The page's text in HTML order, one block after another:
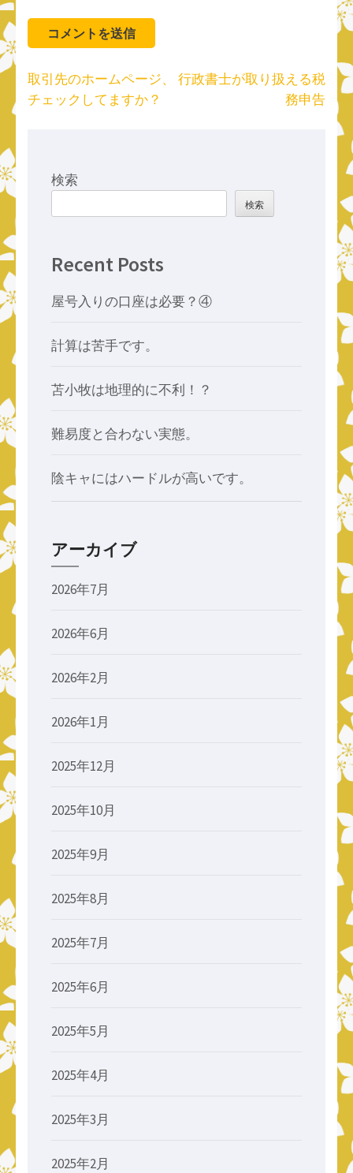
投
稿
取引先のホームページ、
チェックしてますか？
行政書士が取り扱える税
務申告
検索
検索
Recent Posts
屋号入りの口座は必要？④
計算は苦手です。
苫小牧は地理的に不利！？
難易度と合わない実態。
陰キャにはハードルが高いです。
アーカイブ
2026年7月
2026年6月
2026年2月
2026年1月
2025年12月
2025年10月
2025年9月
2025年8月
2025年7月
2025年6月
2025年5月
2025年4月
2025年3月
2025年2月